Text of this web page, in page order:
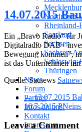
Nordrhein-
Rheinland-
Saarland
Sachsen
Sachsen-
Schleswig-
Thüringen
News
Forum
Partner
Infos an uns!
Kontakt
Impressum
14.07.2015
Ein „Bravo Radio“ für
Digitalradio DAB+
Bewegung kommen”,
ist das Unternehmen
Quelle: Satnews
← 13.07.2015
16.7.2015
Leave a Comment